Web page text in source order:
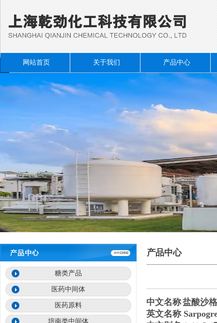
网站首页 关于我们 产品中心
中文名称盐酸沙
英文名称
产品中心
糖类产品
医药中间体
医药原料
培南类中间体